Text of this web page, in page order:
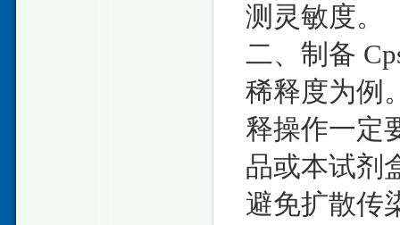
测灵敏度。
二、制备
稀释度为例
释操作一定
品或本试剂
避免扩散传